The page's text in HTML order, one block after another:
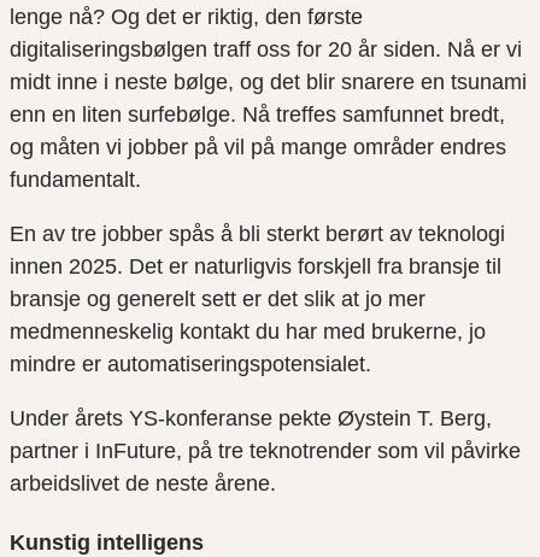
lenge nå? Og det er riktig, den første
digitaliseringsbølgen traff oss for 20 år siden. Nå er vi
midt inne i neste bølge, og det blir snarere en tsunami
enn en liten surfebølge. Nå treffes samfunnet bredt,
og måten vi jobber på vil på mange områder endres
fundamentalt.
En av tre jobber spås å bli sterkt berørt av teknologi
innen 2025. Det er naturligvis forskjell fra bransje til
bransje og generelt sett er det slik at jo mer
medmenneskelig kontakt du har med brukerne, jo
mindre er automatiseringspotensialet.
Under årets YS-konferanse pekte Øystein T. Berg,
partner i InFuture, på tre teknotrender som vil påvirke
arbeidslivet de neste årene.
Kunstig intelligens